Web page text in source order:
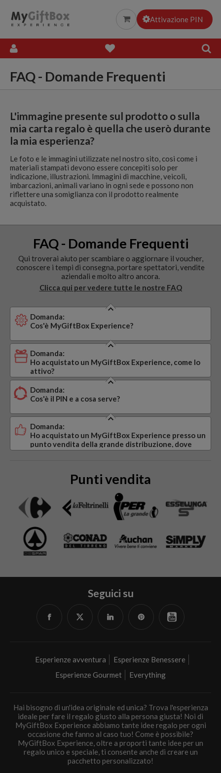
Attivazione PIN
Esperienze Gourmet
Everything
FAQ - Domande Frequenti
L'immagine presente sul prodotto o sulla
mia carta regalo è quella che userò durante
la mia esperienza?
Le foto e le immagini utilizzate nel nostro sito, cosi come i
materiali stampati devono essere concepiti solo per
indicazione, illustrazioni. Immagini di macchine, veicoli,
imbarcazioni, animali variano in ogni sede e possono non
riflettere una somiglianza con il prodotto realmente
acquistato.
FAQ - Domande Frequenti
Qui troverai aiuto per scambiare o aggiornare il voucher,
conoscere i tempi di consegna, portare spettatori, vendite
aziendali e molto altro ancora.
Clicca qui per vedere tutte le nostre FAQ
Domanda:
Cos'è MyGiftBox Experience?
Domanda:
Ho acquistato un MyGiftBox Experience, come lo
attivo?
Domanda:
Cos'è il PIN e a cosa serve?
Domanda:
Ho acquistato un MyGiftBox Experience presso un
punto vendita della grande distribuzione, dove
trovo il codice di attivazione (PIN)?
Punti vendita
Seguici su
FacebookTwitterLinked
in
PinterestYouTube
Esperienze avventura
Esperienze Benessere
Esperienze Gourmet
Everything
Hai bisogno di un'idea originale ed unica? Trova l'esperienza
ideale per fare il regalo giusto alla persona giusta! Noi di
MyGiftBox Experience abbiamo tante idee regalo per ogni
occasione che fanno al caso tuo! Come è possibile?
MyGiftBox Experience, oltre a proporti tante idee per un
regalo unico e speciale, ti consente anche di creare un
pacchetto personalizzato!